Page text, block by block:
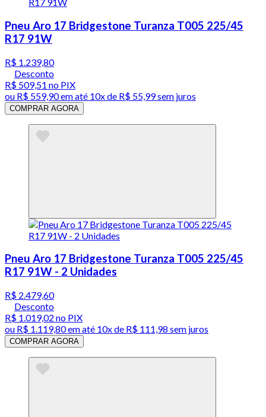
Pneu Aro 17 Bridgestone Turanza T005 225/45
R17 91W
R$ 1.239,80
Desconto
R$ 509,51 no PIX
ou R$ 559,90em até 10x de R$ 55,99 sem juros
COMPRAR AGORA
Pneu Aro 17 Bridgestone Turanza T005 225/45
R17 91W - 2 Unidades
R$ 2.479,60
Desconto
R$ 1.019,02 no PIX
ou R$ 1.119,80em até 10x de R$ 111,98 sem juros
COMPRAR AGORA